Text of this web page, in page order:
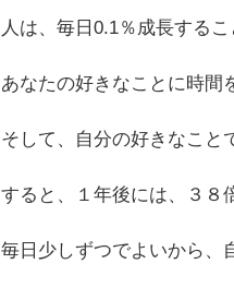
人は、毎日0.1 ％成長する
あなたの好きなことに時間
そして、自分の好きなこと
すると、１年後には、３８
毎日少しずつでよいから、